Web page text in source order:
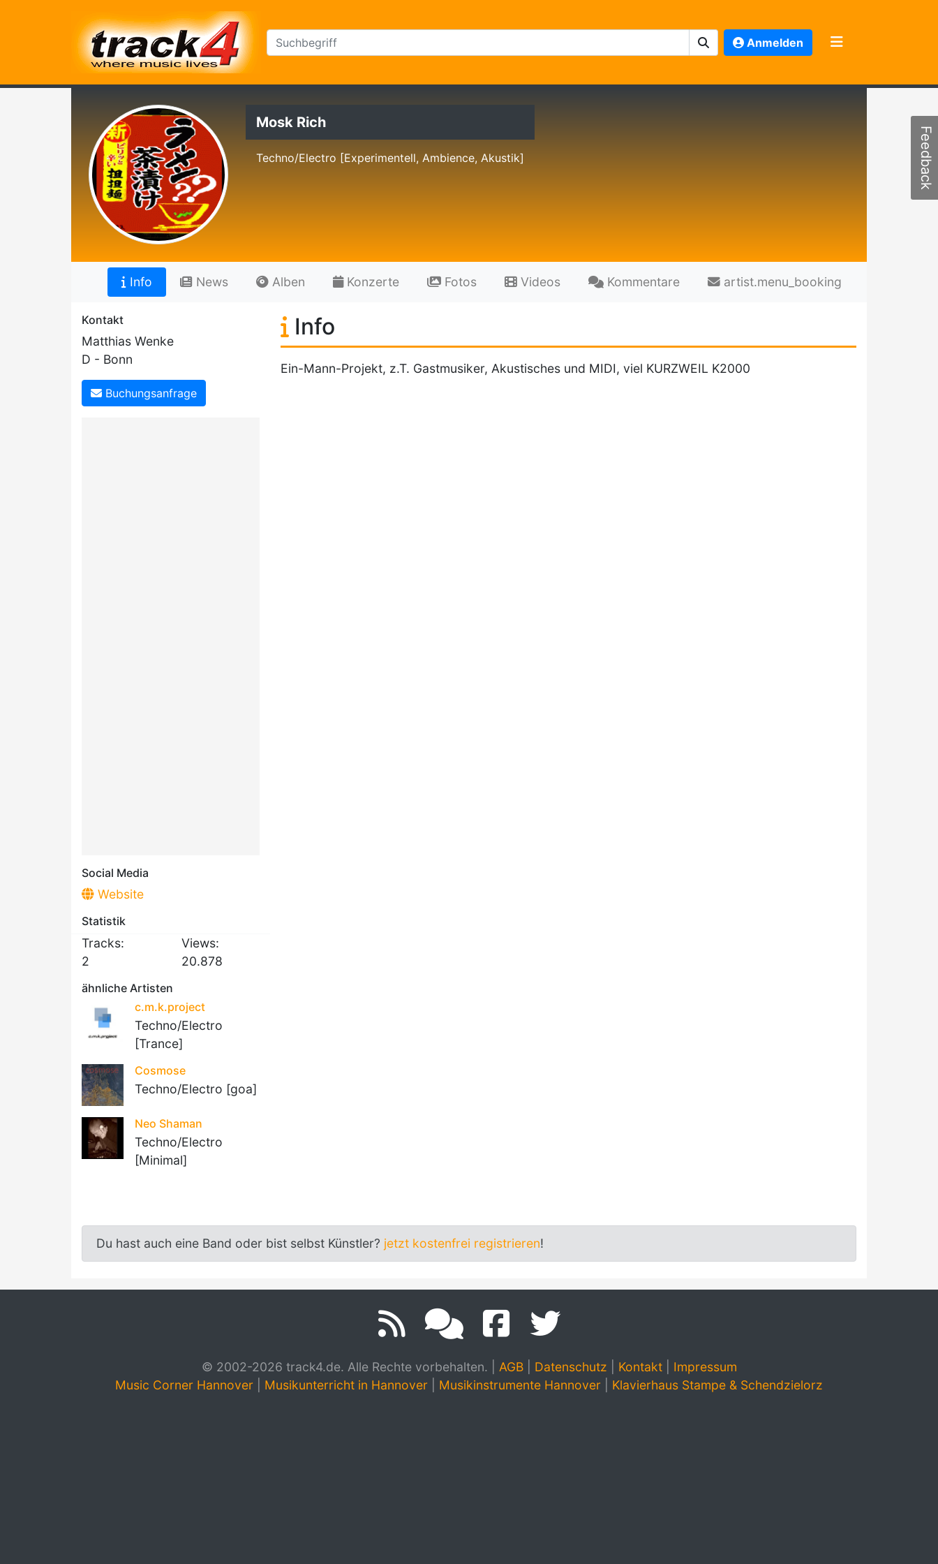
Anmelden
Mosk Rich
Techno/Electro [Experimentell, Ambience, Akustik]
Info News Alben Konzerte Fotos Videos Kommentare artist.menu_booking
Kontakt
Matthias Wenke
D - Bonn
Buchungsanfrage
Social Media
Website
Statistik
Tracks:
2
Views:
20.878
ähnliche Artisten
c.m.k.project
Techno/Electro
[Trance]
Cosmose
Techno/Electro [goa]
Neo Shaman
Techno/Electro
[Minimal]
Info
Ein-Mann-Projekt, z.T. Gastmusiker, Akustisches und MIDI, viel KURZWEIL K2000
Du hast auch eine Band oder bist selbst Künstler? jetzt kostenfrei registrieren!
© 2002-2026 track4.de. Alle Rechte vorbehalten. AGB| Datenschutz Kontakt| Impressum
Music Corner Hannover
Musikunterricht in Hannover Musikinstrumente Hannover Klavierhaus Stampe & Schendzielorz
Feedback